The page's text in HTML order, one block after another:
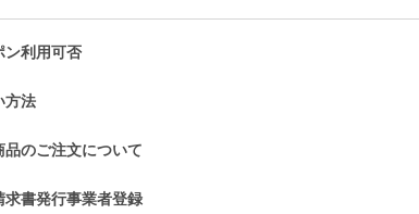
ン利用可否
方法
品のご注文について
求書発行事業者登録